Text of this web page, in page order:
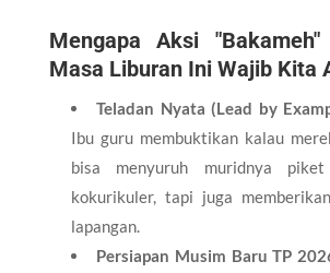
Mengapa Aksi
Masa Liburan Ini Wajib Kita
Teladan Nyata (Lead by
Ibu guru membuktikan kalau
bisa menyuruh muridnya
kokurikuler, tapi juga
lapangan.
Persiapan Musim Baru TP